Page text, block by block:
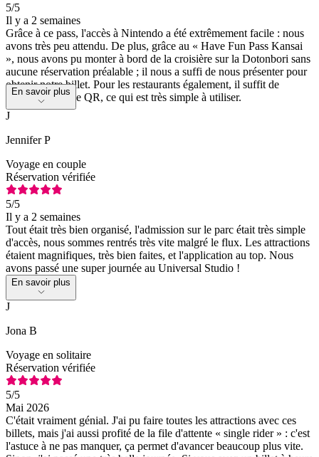
5/5
Il y a 2 semaines
Grâce à ce pass, l'accès à Nintendo a été extrêmement facile : nous
avons très peu attendu. De plus, grâce au « Have Fun Pass Kansai
», nous avons pu monter à bord de la croisière sur la Dotonbori sans
aucune réservation préalable ; il nous a suffi de nous présenter pour
obtenir notre billet. Pour les restaurants également, il suffit de
présenter le code QR, ce qui est très simple à utiliser.
En savoir plus
J
Jennifer P
Voyage en couple
Réservation vérifiée
5/5
Il y a 2 semaines
Tout était très bien organisé, l'admission sur le parc était très simple
d'accès, nous sommes rentrés très vite malgré le flux. Les attractions
étaient magnifiques, très bien faites, et l'application au top. Nous
avons passé une super journée au Universal Studio !
En savoir plus
J
Jona B
Voyage en solitaire
Réservation vérifiée
5/5
Mai 2026
C'était vraiment génial. J'ai pu faire toutes les attractions avec ces
billets, mais j'ai aussi profité de la file d'attente « single rider » : c'est
l'astuce à ne pas manquer, ça permet d'avancer beaucoup plus vite.